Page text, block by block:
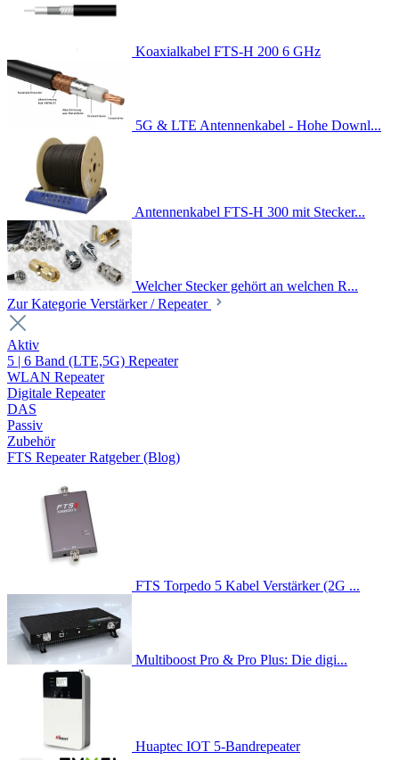
Koaxialkabel FTS-H 200 6 GHz
5G & LTE Antennenkabel - Hohe Downl...
Antennenkabel FTS-H 300 mit Stecker...
Welcher Stecker gehört an welchen R...
Zur Kategorie Verstärker / Repeater
Aktiv
5 | 6 Band (LTE,5G) Repeater
WLAN Repeater
Digitale Repeater
DAS
Passiv
Zubehör
FTS Repeater Ratgeber (Blog)
FTS Torpedo 5 Kabel Verstärker (2G ...
Multiboost Pro & Pro Plus: Die digi...
Huaptec IOT 5-Bandrepeater